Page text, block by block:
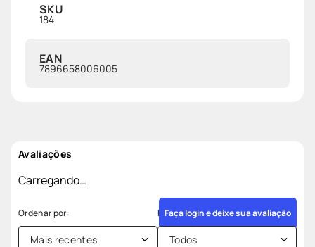
SKU
184
EAN
7896658006005
Avaliações
Carregando…
Faça login e deixe sua avaliação
Mais recentes Todos